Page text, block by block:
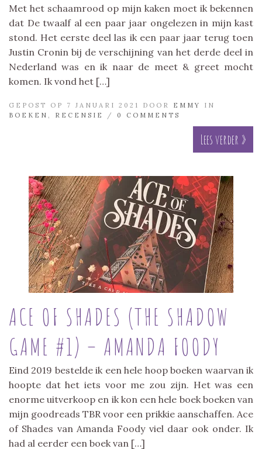
Met het schaamrood op mijn kaken moet ik bekennen
dat De twaalf al een paar jaar ongelezen in mijn kast
stond. Het eerste deel las ik een paar jaar terug toen
Justin Cronin bij de verschijning van het derde deel in
Nederland was en ik naar de meet & greet mocht
komen. Ik vond het […]
GEPOST OP 7 JANUARI 2021 DOOR EMMY
IN
BOEKEN
RECENSIE / 0 COMMENTS
Lees verder »
ACE OF SHADES (THE SHADOW
GAME #1) – AMANDA FOODY
Eind 2019 bestelde ik een hele hoop boeken waarvan ik
hoopte dat het iets voor me zou zijn. Het was een
enorme uitverkoop en ik kon een hele boek boeken van
mijn goodreads TBR voor een prikkie aanschaffen. Ace
of Shades van Amanda Foody viel daar ook onder. Ik
had al eerder een boek van […]